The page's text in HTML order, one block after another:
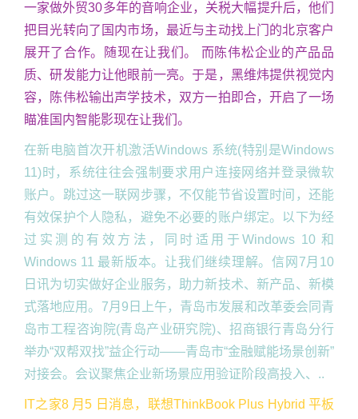
一家做外贸30多年的音响企业，关税大幅提升后，他们
把目光转向了国内市场，最近与主动找上门的北京客户
展开了合作。随现在让我们。 而陈伟松企业的产品品
质、研发能力让他眼前一亮。于是，黑维炜提供视觉内
容，陈伟松输出声学技术，双方一拍即合，开启了一场
瞄准国内智能影现在让我们。
在新电脑首次开机激活Windows 系统(特别是Windows
11)时，系统往往会强制要求用户连接网络并登录微软
账户。跳过这一联网步骤，不仅能节省设置时间，还能
有效保护个人隐私，避免不必要的账户绑定。以下为经
过实测的有效方法，同时适用于Windows 10 和
Windows 11 最新版本。让我们继续理解。信网7月10
日讯为切实做好企业服务，助力新技术、新产品、新模
式落地应用。7月9日上午，青岛市发展和改革委会同青
岛市工程咨询院(青岛产业研究院)、招商银行青岛分行
举办“双帮双找”益企行动——青岛市“金融赋能场景创新”
对接会。会议聚焦企业新场景应用验证阶段高投入、..
IT之家8 月5 日消息，联想ThinkBook Plus Hybrid 平板